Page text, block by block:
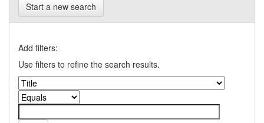
Start a new search
Add filters:
Use filters to refine the search results.